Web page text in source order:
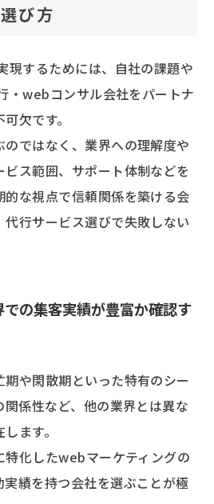
び方
現するためには、自社の課題や
・webコンサル会社をパートナ
欠です。
ではなく、業界への理解度や
ス範囲、サポート体制などを
な視点で信頼関係を築ける会
行サービス選びで失敗しない
の集客実績が豊富か確認す
や閑散期といった特有のシー
係性など、他の業界とは異な
ます。
特化したwebマーケティングの
績を持つ会社を選ぶことが極